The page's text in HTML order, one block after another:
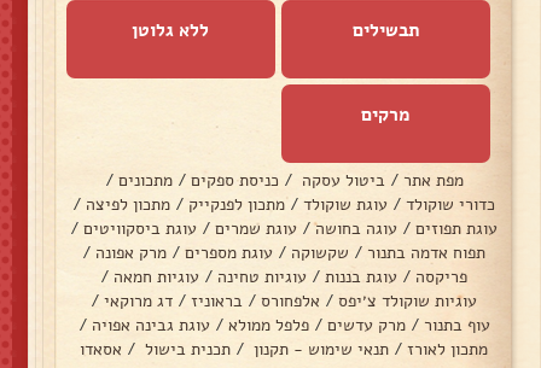
תבשילים ללא גלוטן
מרקים
מפת אתר / ביטול עסקה / כניסת ספקים / מתכונים /
כדורי שוקולד / עוגת שוקולד / מתכון לפנקייק / מתכון לפיצה /
עוגת תפוזים / עוגה בחושה / עוגת שמרים / עוגת ביסקוויטים /
תפוח אדמה בתנור / שקשוקה / עוגת מספרים / מרק אפונה /
פריקסה / עוגת בננות / עוגיות טחינה / עוגיות חמאה /
עוגיות שוקולד צ׳יפס / אלפחורס / בראוניז / דג מרוקאי /
עוף בתנור / מרק עדשים / פלפל ממולא / עוגת גבינה אפויה /
מתכון לאורז / תנאי שימוש - תקנון / תכנית בישול / אסאדו